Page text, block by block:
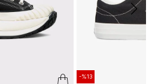
-%13